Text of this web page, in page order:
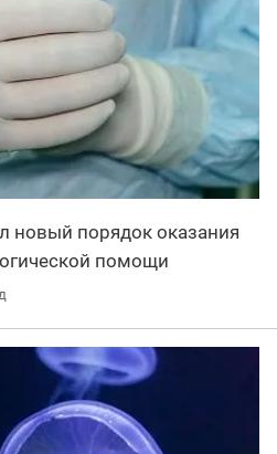
новый порядок оказания
помощи